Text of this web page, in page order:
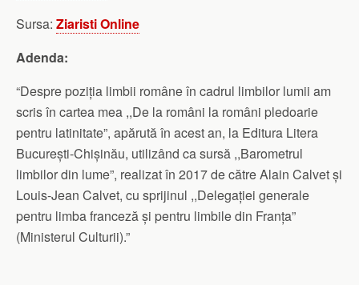
Sursa: Ziaristi Online
Adenda:
“Despre poziția limbii române în cadrul limbilor lumii am
scris în cartea mea ,,De la români la români pledoarie
pentru latinitate”, apărută în acest an, la Editura Litera
București-Chișinău, utilizând ca sursă ,,Barometrul
limbilor din lume”, realizat în 2017 de către Alain Calvet și
Louis-Jean Calvet, cu sprijinul ,,Delegației generale
pentru limba franceză și pentru limbile din Franța”
(Ministerul Culturii).”